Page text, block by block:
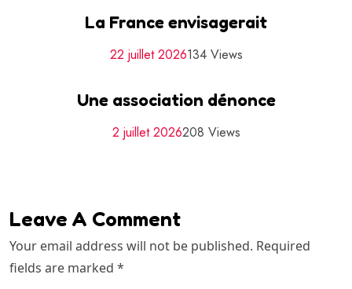
La France envisagerait
22 juillet 2026134 Views
Une association dénonce
2 juillet 2026208 Views
Leave A Comment
Your email address will not be published. Required
fields are marked *